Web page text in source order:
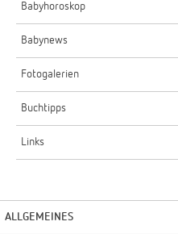
Babyhoroskop
Babynews
Fotogalerien
Buchtipps
Links
ALLGEMEINES